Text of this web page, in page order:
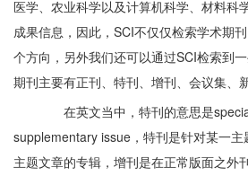
医学、农业科学以及计算机科学、材料科
成果信息，因此，SCI不仅仅检索学术期
个方向，另外我们还可以通过SCI检索到
期刊主要有正刊、特刊、增刊、会议集、
在英文当中，特刊的意思是
supplementary issue，特刊是针对某一
主题文章的专辑，增刊是在正常版面之外